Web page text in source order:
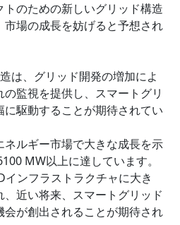
のための新しいグリッド構造
場の成長を妨げると予想され
は、グリッド開発の増加によ
監視を提供し、スマートグリ
駆動することが期待されてい
ルギー市場で大きな成長を示
MW以上に達しています。
ンフラストラクチャに大き
近い将来、スマートグリッド
が創出されることが期待され